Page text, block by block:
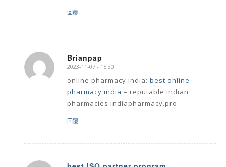
回覆
Brianpap
says:
2023-11-07 - 15:30
online pharmacy india: best online
pharmacy india – reputable indian
pharmacies indiapharmacy.pro
回覆